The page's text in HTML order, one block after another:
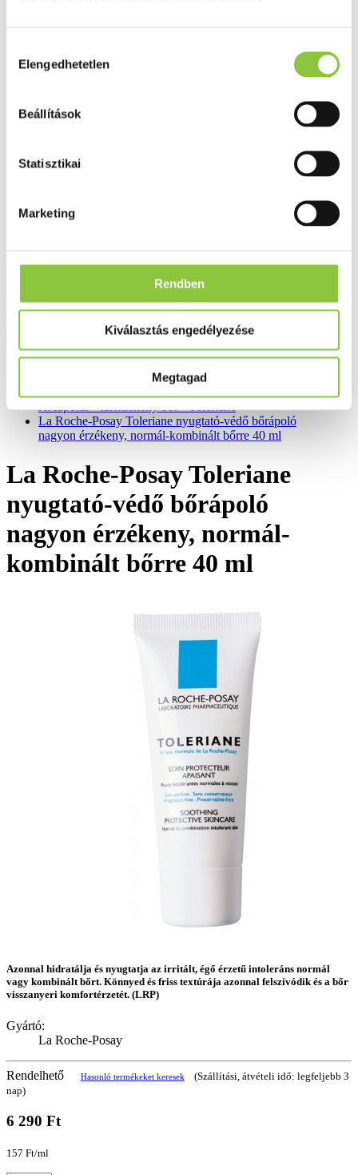
kiválasztása
Elengedhetetlen
Beállítások
Statisztikai
Marketing
Rendben
Kiválasztás engedélyezése
Megtagad
Visszér
Fog és szájápolás
Gyógyteák
Tápszer
La Roche-Posay Toleriane nyugtató-védő bőrápoló
nagyon érzékeny, normál-kombinált bőrre 40 ml
La Roche-Posay Toleriane
nyugtató-védő bőrápoló
nagyon érzékeny, normál-
kombinált bőrre 40 ml
Azonnal hidratálja és nyugtatja az irritált, égő érzetű intoleráns normál
vagy kombinált bőrt. Könnyed és friss textúrája azonnal felszívódik és a bőr
visszanyeri komfortérzetét. (LRP)
Gyártó:
La Roche-Posay
Rendelhető Hasonló termékeket keresek
(Szállítási, átvételi idő: legfeljebb 3
nap)
6 290 Ft
157 Ft/ml